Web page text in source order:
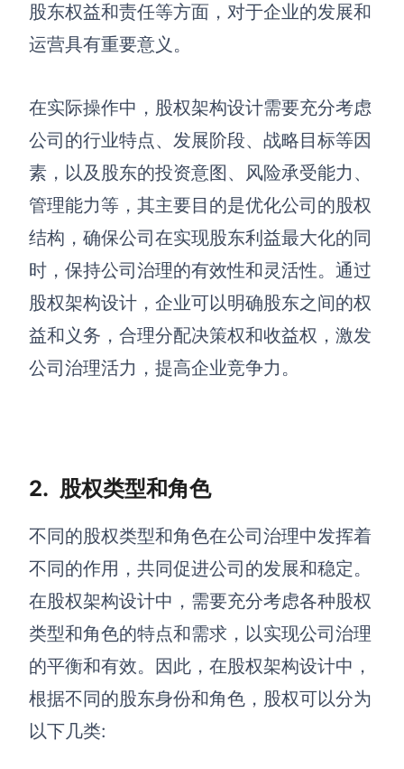
AI创作
创意与绘图
AI生成用户旅程图
AI生成鱼骨图
战略与流程设计
AI生成商业画布
AI生成胜任力模型
AI生成价值链
数据分析与策略
AI生成波士顿矩阵
AI生成波特五力模型
智能创作
AI写作
股东权益和责任等方面，对于企业的发展和
运营具有重要意义。
在实际操作中，股权架构设计需要充分考虑
公司的行业特点、发展阶段、战略目标等因
素，以及股东的投资意图、风险承受能力、
管理能力等，其主要目的是优化公司的股权
结构，确保公司在实现股东利益最大化的同
时，保持公司治理的有效性和灵活性。通过
股权架构设计，企业可以明确股东之间的权
益和义务，合理分配决策权和收益权，激发
公司治理活力，提高企业竞争力。
2. 股权类型和角色
不同的股权类型和角色在公司治理中发挥着
不同的作用，共同促进公司的发展和稳定。
在股权架构设计中，需要充分考虑各种股权
类型和角色的特点和需求，以实现公司治理
的平衡和有效。因此，在股权架构设计中，
根据不同的股东身份和角色，股权可以分为
以下几类: